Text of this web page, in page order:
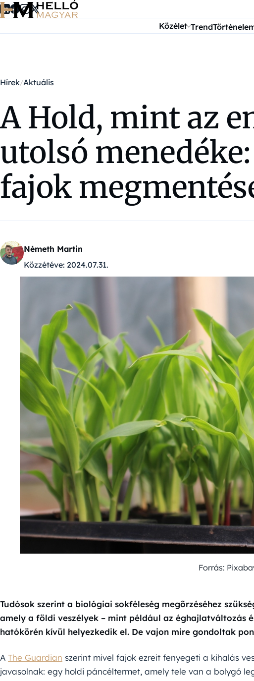
Ugrás a tartalomra
Közélet Trend
Hírek Aktuális
A Hold, mint az
utolsó
fajok
Németh Martin
Közzétéve: 2024.07.31.
Forrás:
Tudósok szerint a biológiai sokféleség megőrzéséhez
amely a földi veszélyek – mint például az éghajlatváltozás
hatókörén kívül helyezkedik el. De vajon mire gondoltak
A The Guardian szerint mivel fajok ezreit fenyegeti a kihalás
javasolnak: egy holdi páncéltermet, amely tele van a bolygó